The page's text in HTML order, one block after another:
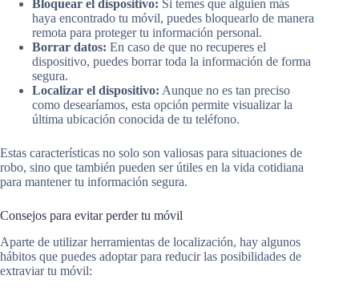
Bloquear el dispositivo: Si temes que alguien más
haya encontrado tu móvil, puedes bloquearlo de manera
remota para proteger tu información personal.
Borrar datos: En caso de que no recuperes el
dispositivo, puedes borrar toda la información de forma
segura.
Localizar el dispositivo: Aunque no es tan preciso
como desearíamos, esta opción permite visualizar la
última ubicación conocida de tu teléfono.
Estas características no solo son valiosas para situaciones de
robo, sino que también pueden ser útiles en la vida cotidiana
para mantener tu información segura.
Consejos para evitar perder tu móvil
Aparte de utilizar herramientas de localización, hay algunos
hábitos que puedes adoptar para reducir las posibilidades de
extraviar tu móvil: